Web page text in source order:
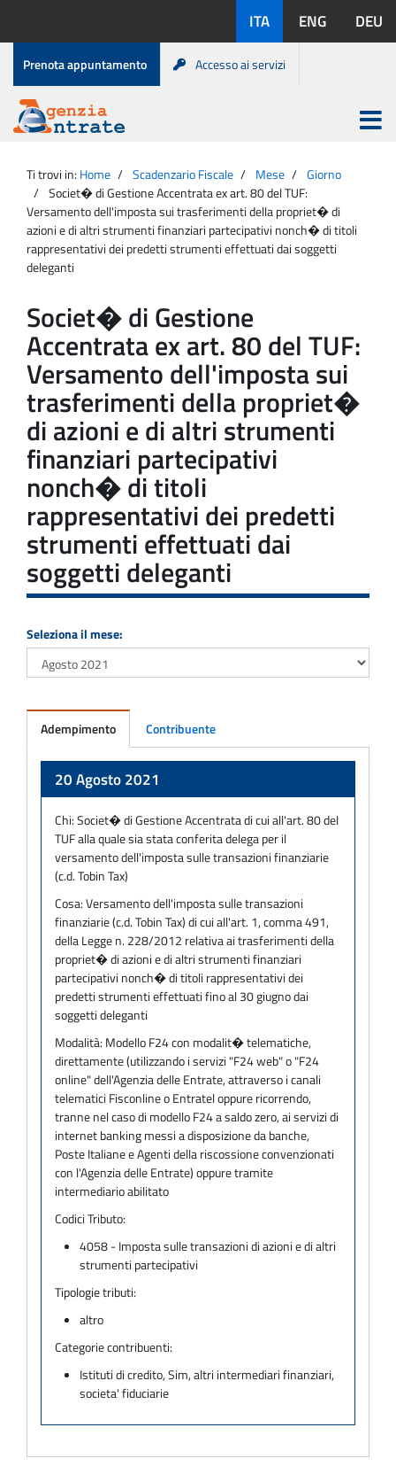
contenuto
disponibili:
ITA ENG DEU
Menu
di
servizio
Prenota appuntamento Accesso ai servizi
Agenzia
Entrate
Apri
menu
principale
Ti trovi in: Home Scadenzario Fiscale Mese
Giorno
Societ� di Gestione Accentrata ex art. 80 del TUF:
Versamento dell'imposta sui trasferimenti della propriet� di
azioni e di altri strumenti finanziari partecipativi nonch� di titoli
rappresentativi dei predetti strumenti effettuati dai soggetti
deleganti
Societ� di Gestione
Accentrata ex art. 80 del TUF:
Versamento dell'imposta sui
trasferimenti della propriet�
di azioni e di altri strumenti
finanziari partecipativi
nonch� di titoli
rappresentativi dei predetti
strumenti effettuati dai
soggetti deleganti
Seleziona il mese:
Adempimento Contribuente
20 Agosto 2021
Chi:Societ� di Gestione Accentrata di cui all'art. 80 del
TUF alla quale sia stata conferita delega per il
versamento dell'imposta sulle transazioni finanziarie
(c.d. Tobin Tax)
Cosa:Versamento dell'imposta sulle transazioni
finanziarie (c.d. Tobin Tax) di cui all'art. 1, comma 491,
della Legge n. 228/2012 relativa ai trasferimenti della
propriet� di azioni e di altri strumenti finanziari
partecipativi nonch� di titoli rappresentativi dei
predetti strumenti effettuati fino al 30 giugno dai
soggetti deleganti
Modalità: Modello F24 con modalit� telematiche,
direttamente (utilizzando i servizi "F24 web" o "F24
online" dell'Agenzia delle Entrate, attraverso i canali
telematici Fisconline o Entratel oppure ricorrendo,
tranne nel caso di modello F24 a saldo zero, ai servizi di
internet banking messi a disposizione da banche,
Poste Italiane e Agenti della riscossione convenzionati
con l'Agenzia delle Entrate) oppure tramite
intermediario abilitato
Codici Tributo:
4058 - Imposta sulle transazioni di azioni e di altri
strumenti partecipativi
Tipologie tributi:
altro
Categorie contribuenti:
Istituti di credito, Sim, altri intermediari finanziari,
societa' fiduciarie